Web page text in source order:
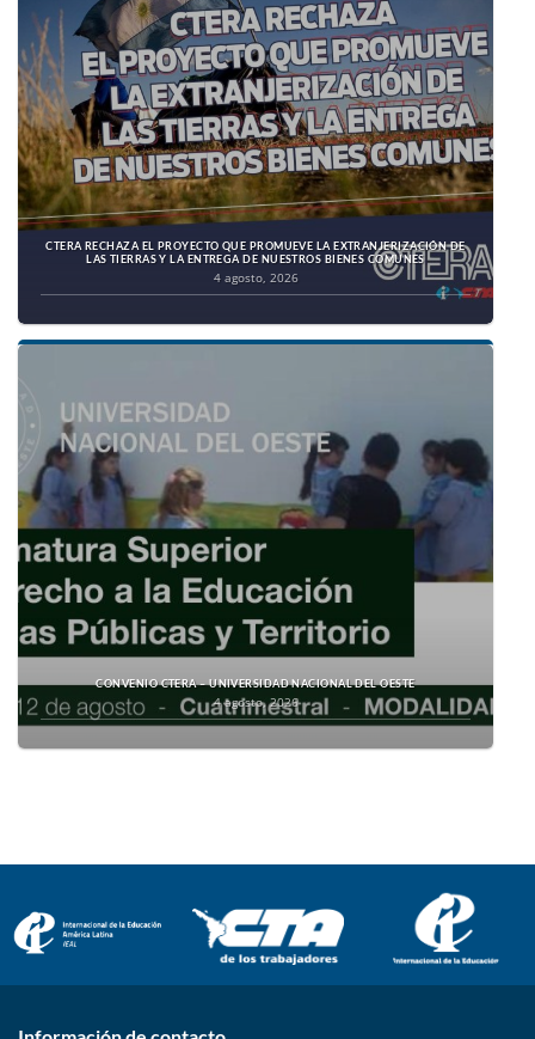
CTERA RECHAZA EL PROYECTO QUE PROMUEVE LA EXTRANJERIZACIÓN DE
LAS TIERRAS Y LA ENTREGA DE NUESTROS BIENES COMUNES
4 agosto, 2026
CONVENIO CTERA – UNIVERSIDAD NACIONAL DEL OESTE
4 agosto, 2026